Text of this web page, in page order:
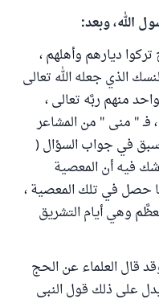
الله، وبعد:
ديارهم وأهلهم ،
الذي جعله الله تعالى
منهم ربَّه تعالى ،
فـ " منى " من المشاعر
في جواب السؤال (
شك فيه أن المعصية
حصل في تلك المعصية ،
وهي أيام التشريق
قال العلماء عن الحج
على ذلك قول النبي